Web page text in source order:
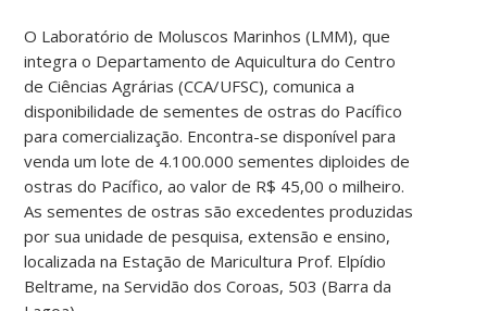
O Laboratório de Moluscos Marinhos (LMM), que
integra o Departamento de Aquicultura do Centro
de Ciências Agrárias (CCA/UFSC), comunica a
disponibilidade de sementes de ostras do Pacífico
para comercialização. Encontra-se disponível para
venda um lote de 4.100.000 sementes diploides de
ostras do Pacífico, ao valor de R$ 45,00 o milheiro.
As sementes de ostras são excedentes produzidas
por sua unidade de pesquisa, extensão e ensino,
localizada na Estação de Maricultura Prof. Elpídio
Beltrame, na Servidão dos Coroas, 503 (Barra da